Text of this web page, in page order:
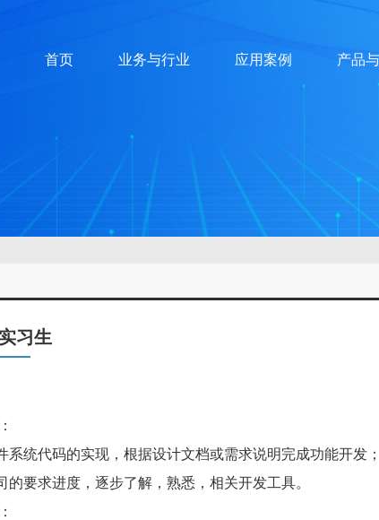
首页 业务与行业 应用案例 产品
习生
系统代码的实现，根据设计文档或需求说明完成功能开发；
的要求进度，逐步了解，熟悉，相关开发工具。